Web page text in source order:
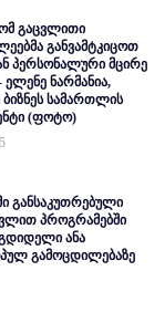
გაცვლითი
განვამტკიცოთ
პერსონალური მცირე
ნარმანია,
სამართლის
(ფოტო)
განსაკუთრებული
პროგრამებში
ანა
გამოცდილებაზე